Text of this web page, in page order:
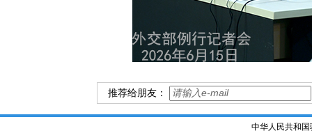
推荐给朋友：
中华人民共和